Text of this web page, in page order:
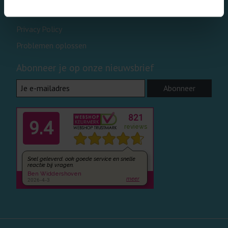
Privacy Policy
Problemen oplossen
Abonneer je op onze nieuwsbrief
Abonneer